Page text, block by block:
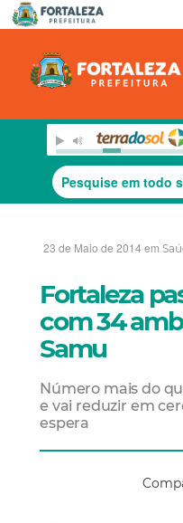
23 de Maio de 2014 em
Fortaleza
com 34
Samu
Número mais do
e vai reduzir em
espera